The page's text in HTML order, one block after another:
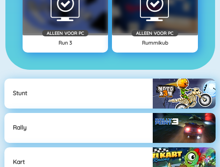
ALLEEN VOOR PC
Run 3
ALLEEN VOOR PC
Rummikub
Stunt
Rally
Kart